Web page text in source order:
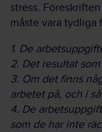
stress.
måste vara tydliga
1. De
2. Det resultat
3. Om det finns
arbetet på, och i
4. De
som de har inte